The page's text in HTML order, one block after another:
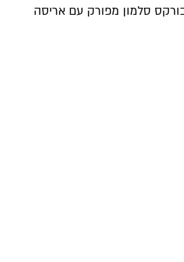
סלמון מפורק עם אריסה